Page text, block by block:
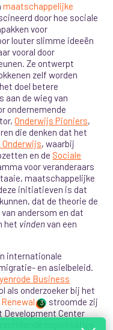
maatschappelijke
door hoe sociale
voor
louter slimme ideeën
vooral door
Ze ontwerpt
zelf worden
doel betere
aan de wieg van
ondernemende
Onderwijs Pioniers,
die denken dat het
, waarbij
en de Sociale
voor veranderaars
maatschappelijke
initiatieven is dat
dat de theorie de
andersom en dat
het vindenvan een
internationale
en asielbeleid.
Business
als onderzoeker bij het
3
stroomde zij
Development Center